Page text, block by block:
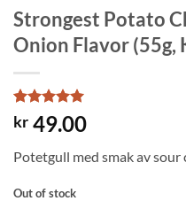
Strongest Potato
Onion Flavor (55g,
Rated5
out of 5
1
customer
kr 49.00
Potetgull med smak av sour
Out of stock